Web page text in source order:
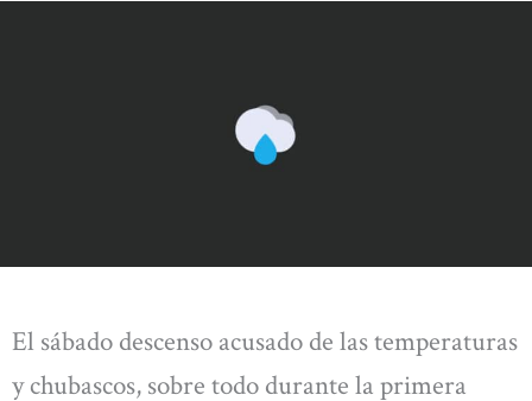
El sábado descenso acusado de las temperaturas
y chubascos, sobre todo durante la primera